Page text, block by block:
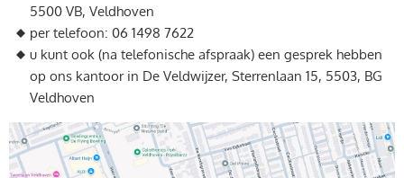
5500 VB, Veldhoven
per telefoon: 06 1498 7622
u kunt ook (na telefonische afspraak) een gesprek hebben
op ons kantoor in De Veldwijzer, Sterrenlaan 15, 5503, BG
Veldhoven